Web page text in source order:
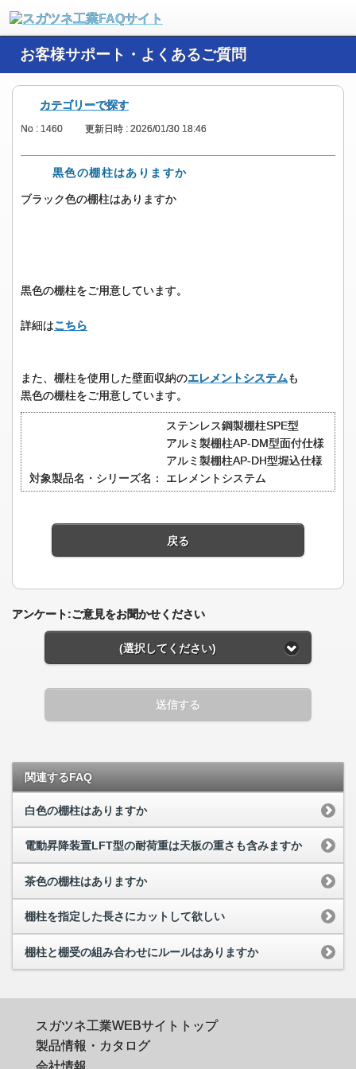
お客様サポート・よくあるご質問
カテゴリーで探す
No : 1460 更新日時 : 2026/01/30 18:46
黒色の棚柱はありますか
ブラック色の棚柱はありますか
黒色の棚柱をご用意しています。
詳細はこちら
また、棚柱を使用した壁面収納のエレメントシステムも
黒色の棚柱をご用意しています。
対象製品名・シリーズ名：
ステンレス鋼製棚柱SPE型
アルミ製棚柱AP-DM型面付仕様
アルミ製棚柱AP-DH型堀込仕様
エレメントシステム
戻る
アンケート:ご意見をお聞かせください
(選択してください)
送信する
関連するFAQ
白色の棚柱はありますか
電動昇降装置LFT型の耐荷重は天板の重さも含みますか
茶色の棚柱はありますか
棚柱を指定した長さにカットして欲しい
棚柱と棚受の組み合わせにルールはありますか
スガツネ工業WEBサイトトップ
製品情報・カタログ
会社情報